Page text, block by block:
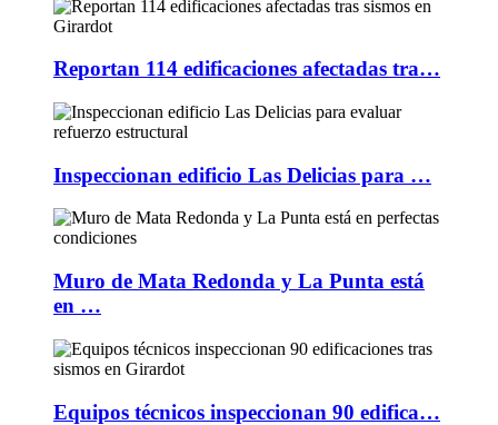
Reportan 114 edificaciones afectadas tra…
Inspeccionan edificio Las Delicias para …
Muro de Mata Redonda y La Punta está
en …
Equipos técnicos inspeccionan 90 edifica…